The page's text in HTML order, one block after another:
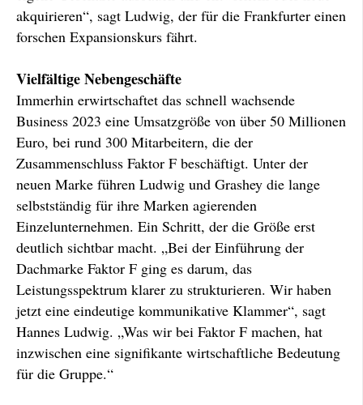
akquirieren“, sagt Ludwig, der für die Frankfurter einen
forschen Expansionskurs fährt.
Vielfältige Nebengeschäfte
Immerhin erwirtschaftet das schnell wachsende
Business 2023 eine Umsatzgröße von über 50 Millionen
Euro, bei rund 300 Mitarbeitern, die der
Zusammenschluss Faktor F beschäftigt. Unter der
neuen Marke führen Ludwig und Grashey die lange
selbstständig für ihre Marken agierenden
Einzelunternehmen. Ein Schritt, der die Größe erst
deutlich sichtbar macht. „Bei der Einführung der
Dachmarke Faktor F ging es darum, das
Leistungsspektrum klarer zu strukturieren. Wir haben
jetzt eine eindeutige kommunikative Klammer“, sagt
Hannes Ludwig. „Was wir bei Faktor F machen, hat
inzwischen eine signifikante wirtschaftliche Bedeutung
für die Gruppe.“